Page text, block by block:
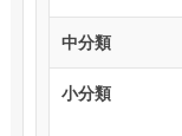
中分類
小分類